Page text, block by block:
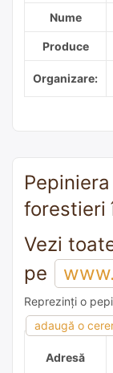
Nume
Produce
Organizare:
forestieri
Vezi
pe
Reprezinți o
adaugă o
adaugă o
Adresă